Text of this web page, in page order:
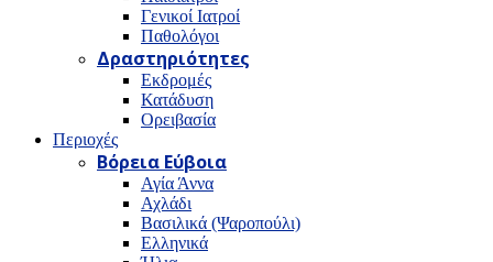
Γενικοί Ιατροί
Παθολόγοι
Δραστηριότητες
Εκδρομές
Κατάδυση
Ορειβασία
Περιοχές
Βόρεια Εύβοια
Αγία Άννα
Αχλάδι
Βασιλικά (Ψαροπούλι)
Ελληνικά